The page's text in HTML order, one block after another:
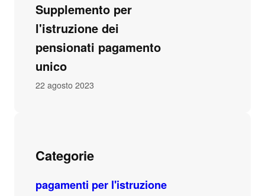
Supplemento per
l'istruzione dei
pensionati pagamento
unico
22 agosto 2023
Categorie
pagamenti per l'istruzione